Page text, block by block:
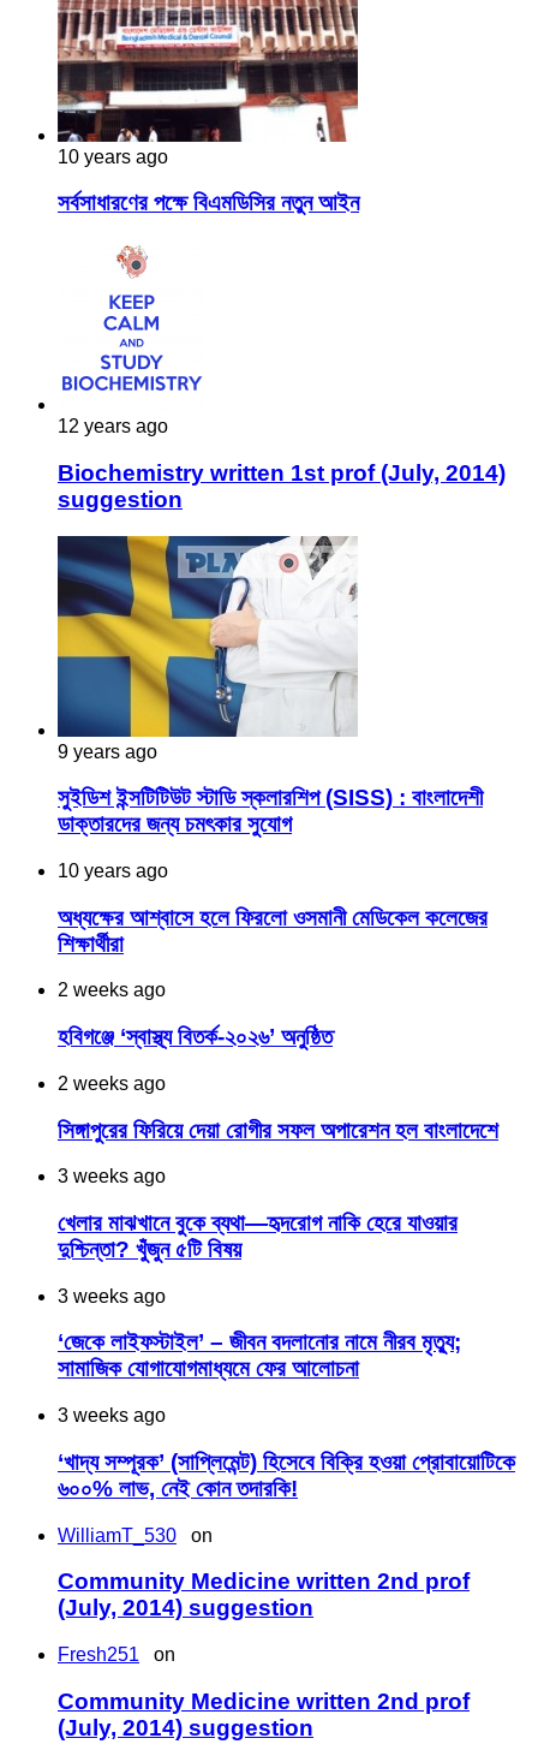
10 years ago
সর্বসাধারণের পক্ষে বিএমডিসির নতুন আইন
12 years ago
Biochemistry written 1st prof (July, 2014)
suggestion
9 years ago
সুইডিশ ইন্সটিটিউট স্টাডি স্কলারশিপ (SISS) : বাংলাদেশী
ডাক্তারদের জন্য চমৎকার সুযোগ
10 years ago
অধ্যক্ষের আশ্বাসে হলে ফিরলো ওসমানী মেডিকেল কলেজের
শিক্ষার্থীরা
2 weeks ago
হবিগঞ্জে ‘স্বাস্থ্য বিতর্ক-২০২৬’ অনুষ্ঠিত
2 weeks ago
সিঙ্গাপুরের ফিরিয়ে দেয়া রোগীর সফল অপারেশন হল বাংলাদেশে
3 weeks ago
খেলার মাঝখানে বুকে ব্যথা—হৃদরোগ নাকি হেরে যাওয়ার
দুশ্চিন্তা? খুঁজুন ৫টি বিষয়
3 weeks ago
‘জেকে লাইফস্টাইল’ – জীবন বদলানোর নামে নীরব মৃত্যু;
সামাজিক যোগাযোগমাধ্যমে ফের আলোচনা
3 weeks ago
‘খাদ্য সম্পূরক’ (সাপ্লিমেন্ট) হিসেবে বিক্রি হওয়া প্রোবায়োটিকে
৬০০% লাভ, নেই কোন তদারকি!
WilliamT_530 on
Community Medicine written 2nd prof
(July, 2014) suggestion
Fresh251 on
Community Medicine written 2nd prof
(July, 2014) suggestion